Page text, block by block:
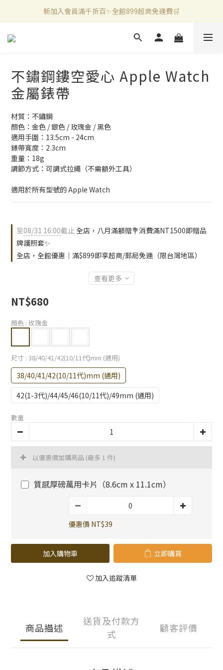
新加入會員滿千折百✨全館899超商免運費🛒
官方LINE好友募集中🤍加入領取50元購物金✨
新加入會員滿千折百✨全館899超商免運費🛒
不鏽鋼鏤空愛心 Apple Watch
金屬錶帶
材質：不鏽鋼
顏色：金色 / 銀色 / 玫瑰金 / 黑色
適用手圍：13.5cm - 24cm
錶帶寬度：2.3cm
重量：18g
調節方式：可調式拉繩（不需額外工具）
適用於所有型號的 Apple Watch
至08/31 16:00截止全店，八月滿額贈💐消費滿NT1500即贈品
牌護照套✨
全店，全館優惠｜滿$899即享超商/郵局免運（限台灣地區）
查看更多
NT$680
顏色 : 玫瑰金
尺寸 : 38/40/41/42(10/11代)mm (通用)
38/40/41/42(10/11代)mm (通用)
42(1-3代)/44/45/46(10/11代)/49mm (通用)
數量
以優惠價加購商品 (最多 1 件)
質感厚磅萬用卡片（8.6cm x 11.1cm）
優惠價 NT$39
加入購物車 立即購買
加入追蹤清單
商品描述
送貨及付款方
式
顧客評價